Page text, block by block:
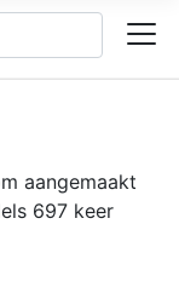
aangemaakt
697 keer